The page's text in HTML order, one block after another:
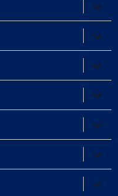
ブ
メ
ニ
ュ
ー
を
展
開
ブ
メ
ニ
ュ
ー
を
展
開
ブ
メ
ニ
ュ
ー
を
展
開
ブ
メ
ニ
ュ
ー
を
展
開
ブ
メ
ニ
ュ
ー
を
展
ブ
メ
ニ
ュ
ブ